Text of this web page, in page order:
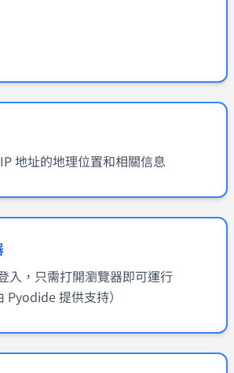
地址的地理位置和相關信息
入，只需打開瀏覽器即可運行
提供支持）